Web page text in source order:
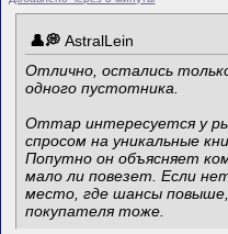
AstralLein
Отлично, остались
одного пустотника.
Оттар интересуется у
спросом на уникальные
Попутно он объясняет
мало ли повезет. Если
место, где шансы
покупателя тоже.